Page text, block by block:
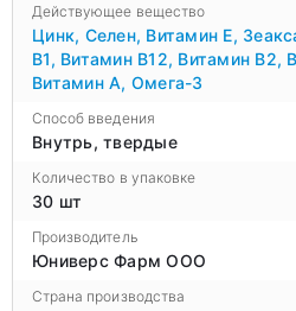
Действующее вещество
Цинк, Селен, Витамин Е,
B1, Витамин B12, Витамин B2,
Витамин А, Омега-3
Способ введения
Внутрь, твердые
Количество в упаковке
30 шт
Производитель
Юниверс Фарм ООО
Страна производства